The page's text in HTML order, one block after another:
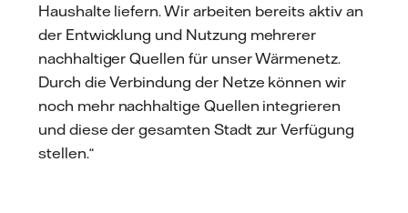
Haushalte liefern. Wir arbeiten bereits aktiv an
der Entwicklung und Nutzung mehrerer
nachhaltiger Quellen für unser Wärmenetz.
Durch die Verbindung der Netze können wir
noch mehr nachhaltige Quellen integrieren
und diese der gesamten Stadt zur Verfügung
stellen.“